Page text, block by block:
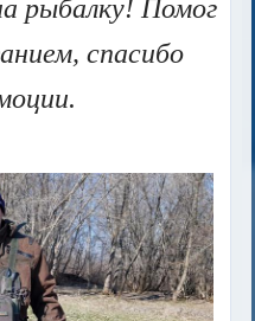
рыбалку! Помог
спасибо